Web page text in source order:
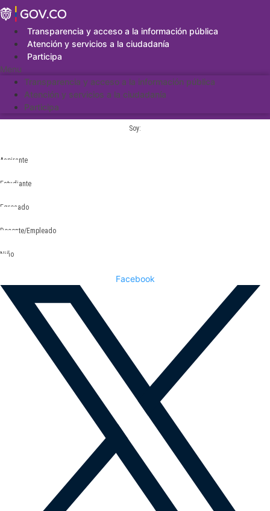
Saltar
al
contenidoTransparencia y acceso a la información pública
Atención y servicios a la ciudadanía
Participa
Menu
Transparencia y acceso a la información pública
Atención y servicios a la ciudadanía
Participa
Soy:
Aspirante
Estudiante
Egresado
Docente/Empleado
Niño
Facebook